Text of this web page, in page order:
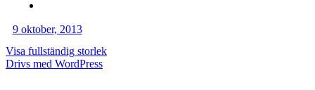
9 oktober, 2013
Visa fullständig storlek
Drivs med WordPress